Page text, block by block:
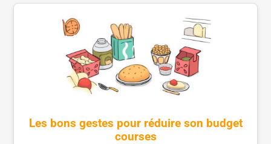
Les bons gestes pour réduire son budget
courses